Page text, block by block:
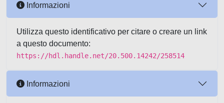
Informazioni
Utilizza questo identificativo per citare o creare un link
a questo documento:
https://hdl.handle.net/20.500.14242/258514
Informazioni